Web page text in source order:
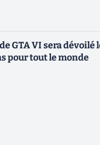
GTA VI sera dévoilé
pour tout le monde